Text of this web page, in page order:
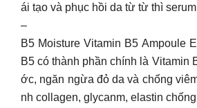
ái tạo và phục hồi da từ từ thì
–
B5 Moisture Vitamin B5 Ampoule
B5 có thành phần chính là Vitamin
ớc, ngăn ngừa đỏ da và chống
nh collagen, glycanm, elastin